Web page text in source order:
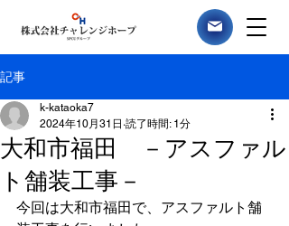
記事
大和市福田 －アスファル
ト舗装工事－
k-kataoka7
2024年10月31日 読了時間: 1分
今回は大和市福田で、アスファルト舗